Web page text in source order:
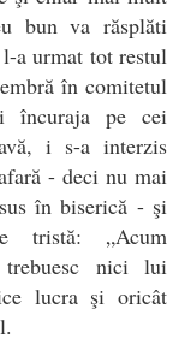
bun va răsplăti
a urmat tot restul
în comitetul
încuraja pe cei
i s-a interzis
- deci nu mai
în biserică - şi
tristă: „Acum
nici lui
lucra şi oricât